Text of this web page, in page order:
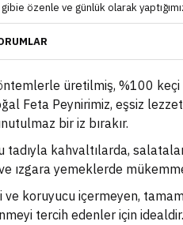
üretilmiş, %100 keçi
Feta Peynirimiz, eşsiz
bir iz bırakır.
tadıyla kahvaltılarda,
ızgara yemeklerde
ve koruyucu içermeyen,
tercih edenler için
gibie özenle ve günlük olarak